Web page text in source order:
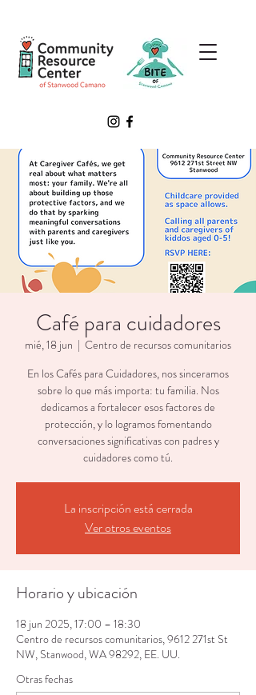
Café para cuidadores
mié, 18 jun
  |
Centro de recursos comunitarios
En los Cafés para Cuidadores, nos sinceramos
sobre lo que más importa: tu familia. Nos
dedicamos a fortalecer esos factores de
protección, y lo logramos fomentando
conversaciones significativas con padres y
cuidadores como tú.
La inscripción está cerrada
Ver otros eventos
Horario y ubicación
18 jun 2025, 17:00 – 18:30
Centro de recursos comunitarios, 9612 271st St
NW, Stanwood, WA 98292, EE. UU.
Otras fechas